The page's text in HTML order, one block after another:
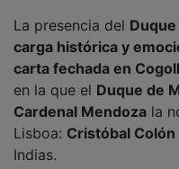
carga histórica y
carta fechada en
en la que elDuque de
Cardenal Mendoza la
Lisboa:Cristóbal Colón
Indias.